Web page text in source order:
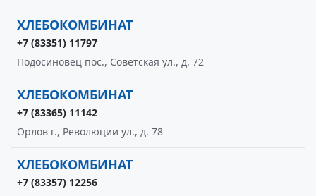
ХЛЕБОКОМБИНАТ
+7 (83351) 11797
Подосиновец пос., Советская ул., д. 72
ХЛЕБОКОМБИНАТ
+7 (83365) 11142
Орлов г., Революции ул., д. 78
ХЛЕБОКОМБИНАТ
+7 (83357) 12256